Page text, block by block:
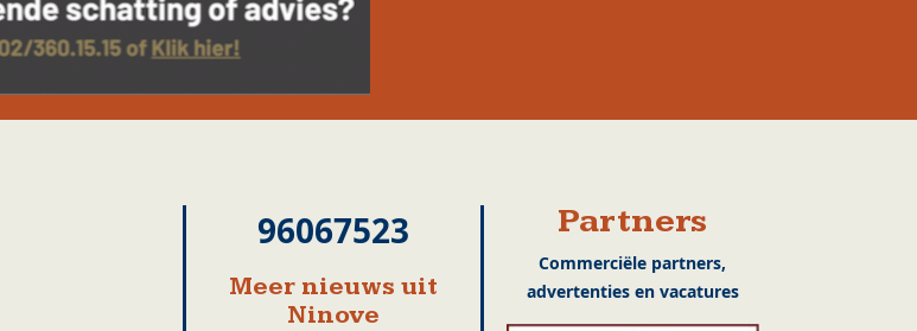
96067523
Meer nieuws uit
Ninove
Partners
Commerciële partners,
advertenties en vacatures